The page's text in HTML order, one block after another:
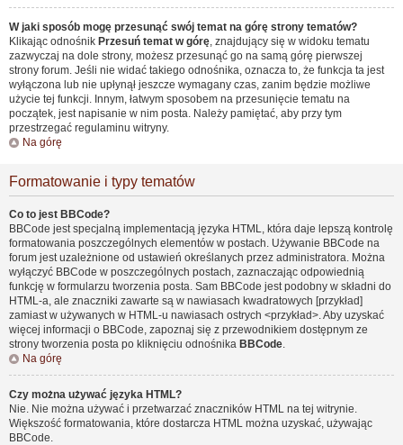
W jaki sposób mogę przesunąć swój temat na górę strony tematów?
Klikając odnośnik Przesuń temat w górę, znajdujący się w widoku tematu
zazwyczaj na dole strony, możesz przesunąć go na samą górę pierwszej
strony forum. Jeśli nie widać takiego odnośnika, oznacza to, że funkcja ta jest
wyłączona lub nie upłynął jeszcze wymagany czas, zanim będzie możliwe
użycie tej funkcji. Innym, łatwym sposobem na przesunięcie tematu na
początek, jest napisanie w nim posta. Należy pamiętać, aby przy tym
przestrzegać regulaminu witryny.
Na górę
Formatowanie i typy tematów
Co to jest BBCode?
BBCode jest specjalną implementacją języka HTML, która daje lepszą kontrolę
formatowania poszczególnych elementów w postach. Używanie BBCode na
forum jest uzależnione od ustawień określanych przez administratora. Można
wyłączyć BBCode w poszczególnych postach, zaznaczając odpowiednią
funkcję w formularzu tworzenia posta. Sam BBCode jest podobny w składni do
HTML-a, ale znaczniki zawarte są w nawiasach kwadratowych [przykład]
zamiast w używanych w HTML-u nawiasach ostrych <przykład>. Aby uzyskać
więcej informacji o BBCode, zapoznaj się z przewodnikiem dostępnym ze
strony tworzenia posta po kliknięciu odnośnika BBCode.
Na górę
Czy można używać języka HTML?
Nie. Nie można używać i przetwarzać znaczników HTML na tej witrynie.
Większość formatowania, które dostarcza HTML można uzyskać, używając
BBCode.